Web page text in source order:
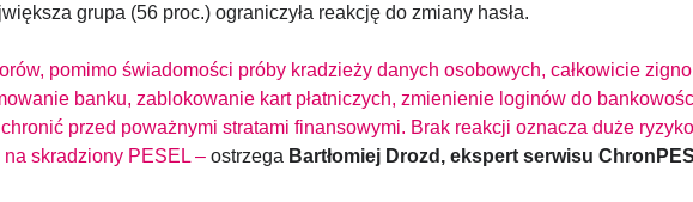
grupa (56 proc.) ograniczyła reakcję do zmiany hasła.
pomimo świadomości próby kradzieży danych osobowych, całkowicie
banku, zablokowanie kart płatniczych, zmienienie loginów do
przed poważnymi stratami finansowymi. Brak reakcji oznacza duże
skradziony PESEL – ostrzega Bartłomiej Drozd, ekspert serwisu